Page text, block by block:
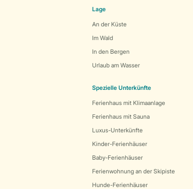
Lage
An der Küste
Im Wald
In den Bergen
Urlaub am Wasser
Spezielle Unterkünfte
Ferienhaus mit Klimaanlage
Ferienhaus mit Sauna
Luxus-Unterkünfte
Kinder-Ferienhäuser
Baby-Ferienhäuser
Ferienwohnung an der Skipiste
Hunde-Ferienhäuser